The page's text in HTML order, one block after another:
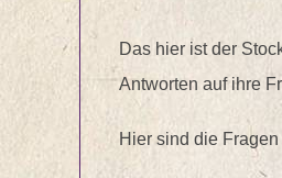
Das hier ist der
Antworten auf ihre
Hier sind die Fragen